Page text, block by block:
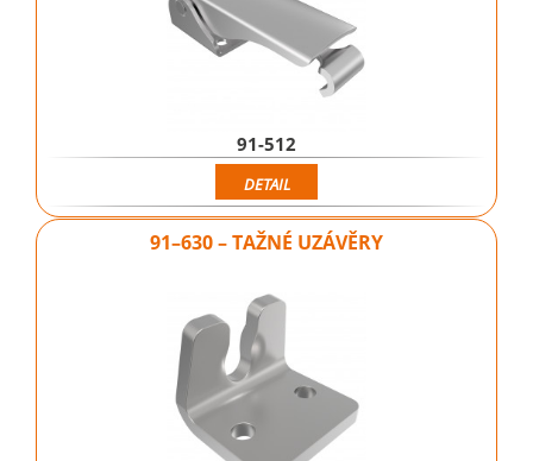
91-512
DETAIL
91–630 – TAŽNÉ UZÁVĚRY